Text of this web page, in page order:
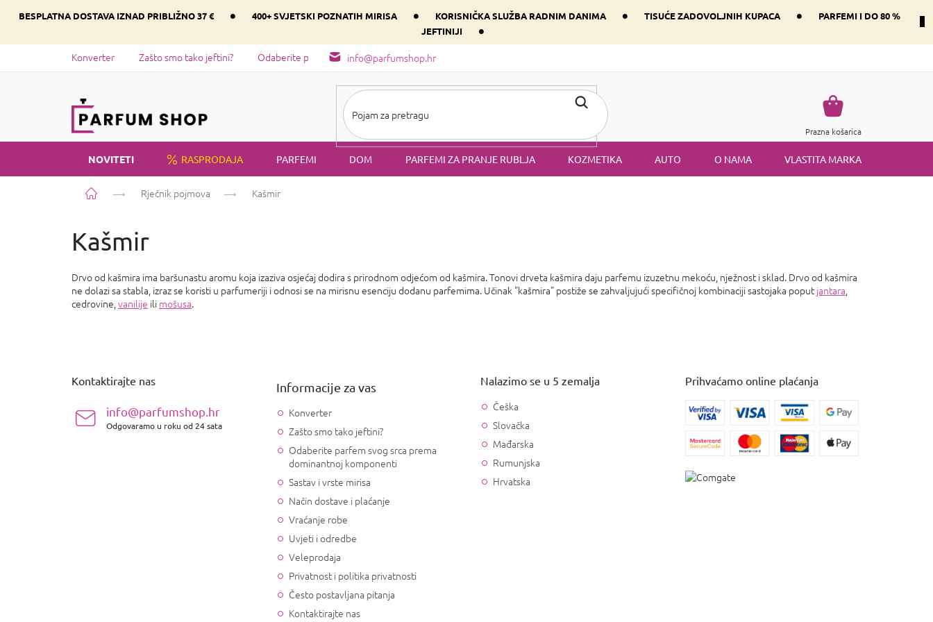
BESPLATNA DOSTAVA IZNAD PRIBLIŽNO 37 € • 400+ SVJETSKI POZNATIH MIRISA • KORISNIČKA SLUŽBA RADNIM DANIMA • TISUĆE ZADOVOLJNIH KUPACA •
PARFEMI I DO 80 %
JEFTINIJI
•
info@parfumshop.hr
Konverter Zašto smo tako jeftini? Odaberite parfem svog srca prema dominantnoj komponenti
Košarica
Prazna košarica
NOVITETI RASPRODAJA PARFEMI DOM PARFEMI ZA PRANJE RUBLJA KOZMETIKA AUTO O NAMA VLASTITA MARKA
Početna Rječnik pojmova Kašmir
Kašmir
Drvo od kašmira ima baršunastu aromu koja izaziva osjećaj dodira s prirodnom odjećom od kašmira. Tonovi drveta kašmira daju parfemu izuzetnu mekoću, nježnost i sklad. Drvo od kašmira
ne dolazi sa stabla, izraz se koristi u parfumeriji i odnosi se na mirisnu esenciju dodanu parfemima. Učinak "kašmira" postiže se zahvaljujući specifičnoj kombinaciji sastojaka poputjantara,
cedrovine,vanilije ili mošusa.
Kontaktirajte nas
info@parfumshop.hr
Odgovaramo u roku od 24 sata
Informacije za vas
Konverter
Zašto smo tako jeftini?
Odaberite parfem svog srca prema
dominantnoj komponenti
Sastav i vrste mirisa
Način dostave i plaćanje
Vraćanje robe
Uvjeti i odredbe
Veleprodaja
Privatnost i politika privatnosti
Često postavljana pitanja
Kontaktirajte nas
Nalazimo se u 5 zemalja
Češka
Slovačka
Mađarska
Rumunjska
Hrvatska
Prihvaćamo online plaćanja